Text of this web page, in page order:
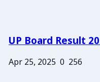
UP Board Result
Apr 25, 2025 0 256